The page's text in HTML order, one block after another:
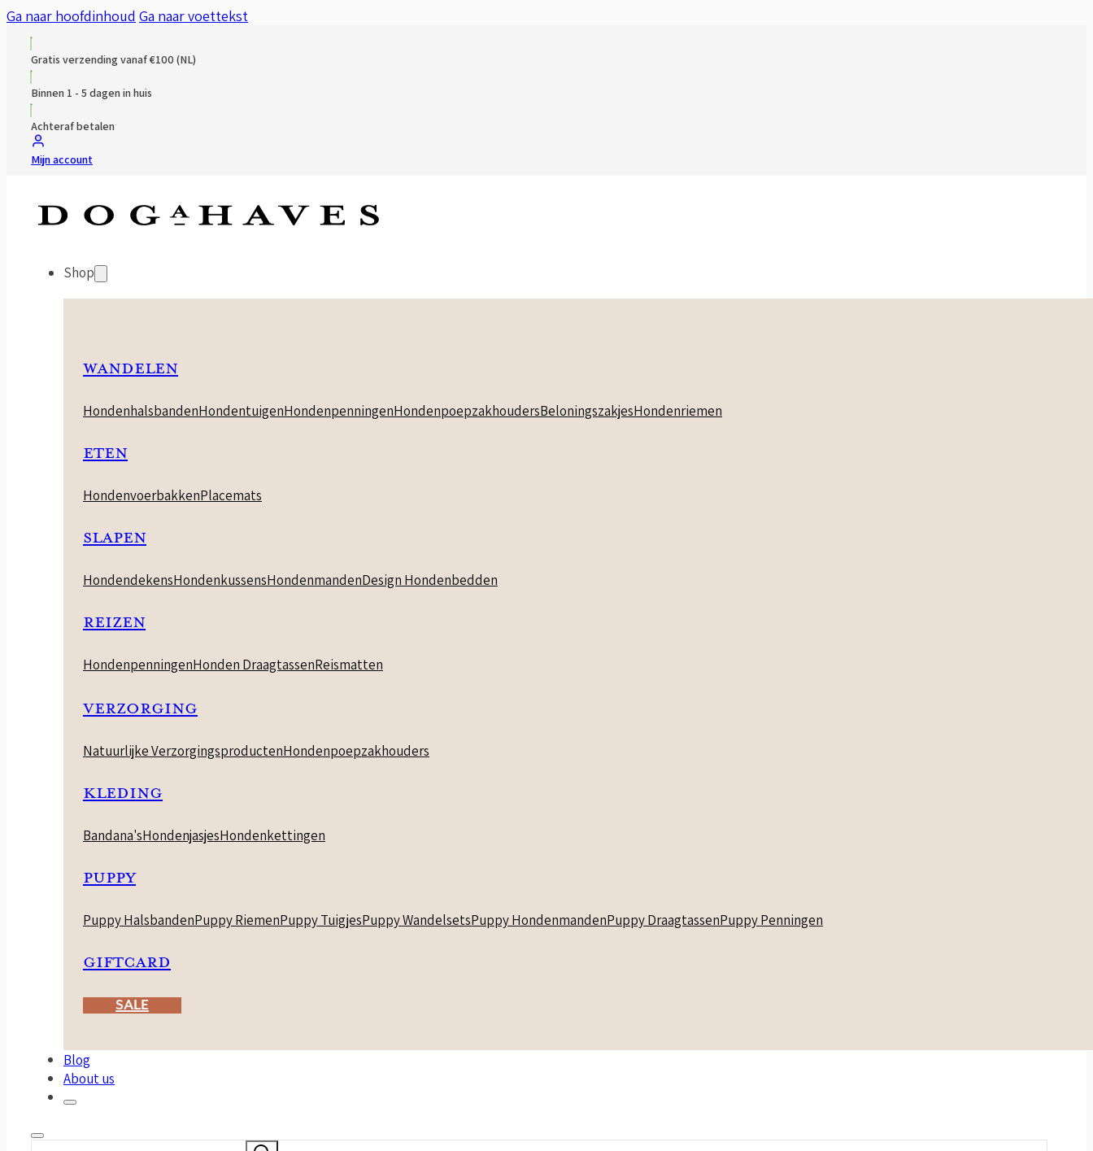
Ga naar hoofdinhoud Ga naar voettekst
Gratis verzending vanaf €100 (NL)
Binnen 1 - 5 dagen in huis
Achteraf betalen
Mijn account
Shop
WANDELEN
HondenhalsbandenHondentuigenHondenpenningenHondenpoepzakhoudersBeloningszakjesHondenriemen
ETEN
HondenvoerbakkenPlacemats
SLAPEN
HondendekensHondenkussensHondenmandenDesign Hondenbedden
REIZEN
HondenpenningenHonden DraagtassenReismatten
VERZORGING
Natuurlijke VerzorgingsproductenHondenpoepzakhouders
KLEDING
Bandana'sHondenjasjesHondenkettingen
PUPPY
Puppy HalsbandenPuppy RiemenPuppy TuigjesPuppy WandelsetsPuppy HondenmandenPuppy DraagtassenPuppy Penningen
GIFTCARD
SALE
Blog
About us